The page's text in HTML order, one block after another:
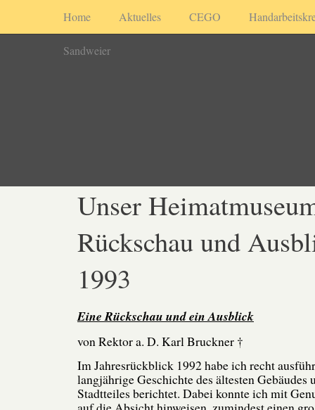
Home Aktuelles CEGO
Sandweier
Unser
Rückschau und
1993
Eine Rückschau und ein Ausblick
von Rektor a. D. Karl Bruckner †
Im Jahresrückblick 1992 habe ich recht
langjährige Geschichte des ältesten Gebäudes
Stadtteiles berichtet. Dabei konnte ich mit